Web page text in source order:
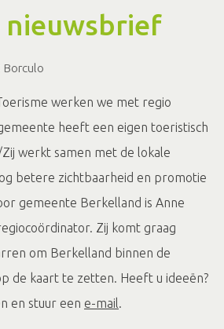
nieuwsbrief
werken we met regio
heeft een eigen toeristisch
werkt samen met de lokale
betere zichtbaarheid en promotie
gemeente Berkelland is Anne
Zij komt graag
om Berkelland binnen de
de kaart te zetten. Heeft u ideeën?
en stuur een e-mail.